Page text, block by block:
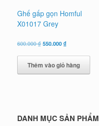
Ghế gấp gọn Homful
X01017 Grey
600.000₫Giá
là:
600.000 ₫.
550.000₫
tại
là:
550.000 ₫.
Thêm vào giỏ hàng
DANH MỤC SẢN PHẨM